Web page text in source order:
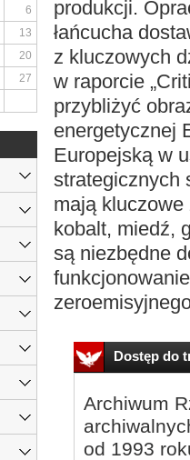
produkcji.
łańcucha
z kluczowych
w raporcie
przybliżyć
energetycznej
Europejską w
strategicznych
mają
kobalt, miedź,
są niezbędne
Dostęp do
Archiwum
od 1993
6
13
20
27